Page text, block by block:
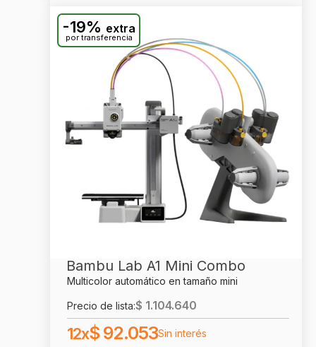
-19% extra
por transferencia
Bambu Lab A1 Mini Combo
Multicolor automático en tamaño mini
Precio de lista:$ 1.104.640
12x$92.053Sin interés